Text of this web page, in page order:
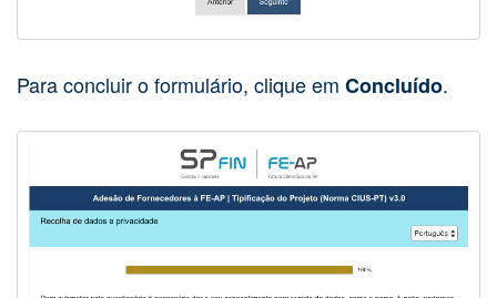
Para concluir o formulário, clique em Concluído.